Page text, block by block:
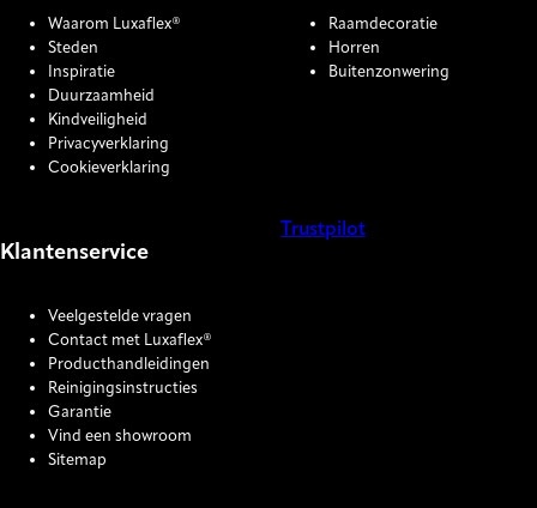
Waarom Luxaflex®
Steden
Inspiratie
Duurzaamheid
Kindveiligheid
Privacyverklaring
Cookieverklaring
Raamdecoratie
Horren
Buitenzonwering
Klantenservice
Veelgestelde vragen
Contact met Luxaflex®
Producthandleidingen
Reinigingsinstructies
Garantie
Vind een showroom
Sitemap
Trustpilot